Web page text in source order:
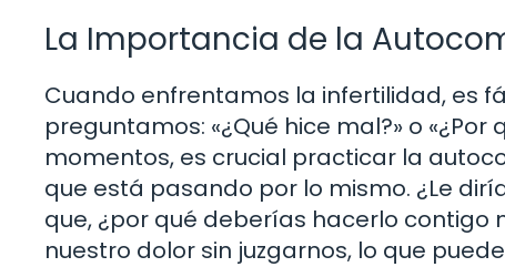
La Importancia de la
Cuando enfrentamos la infertilidad, es
preguntamos: «¿Qué hice mal?» o
momentos, es crucial practicar la
que está pasando por lo mismo. ¿Le
que, ¿por qué deberías hacerlo
nuestro dolor sin juzgarnos, lo que